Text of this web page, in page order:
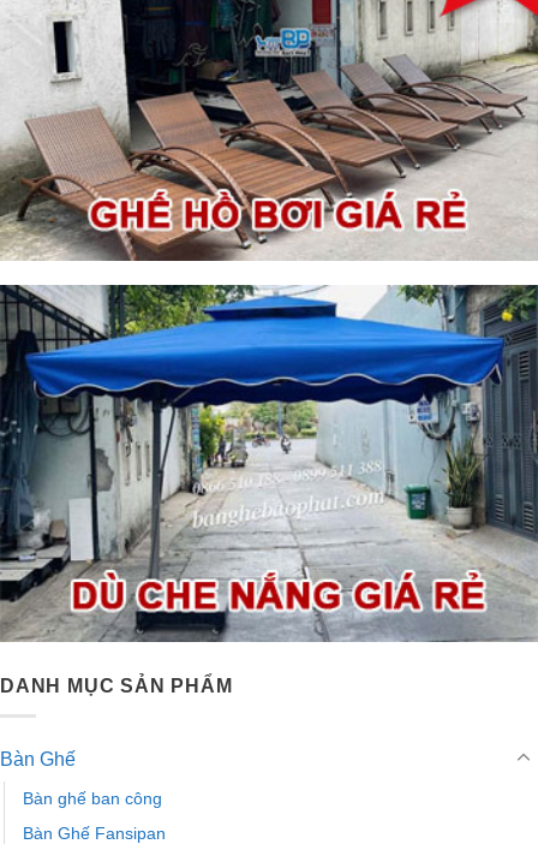
DANH MỤC SẢN PHẨM
Bàn Ghế
Bàn ghế ban công
Bàn Ghế Fansipan